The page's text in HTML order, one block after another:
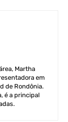
Martha
em
de Rondônia.
é a principal